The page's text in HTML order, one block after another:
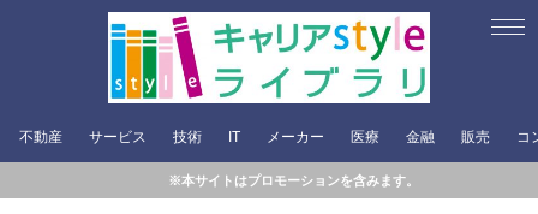
不動産 サービス 技術 IT メーカー 医療 金融 販売 コ
※本サイトはプロモーションを含みます。